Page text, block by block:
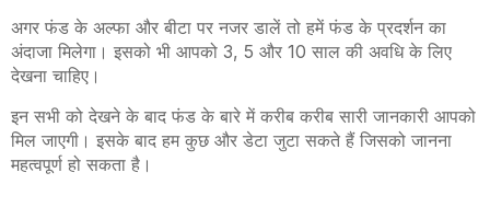
अगर फंड के अल्फा और बीटा पर नजर डालें तो हमें फंड के प्रदर्शन का
अंदाजा मिलेगा। इसको भी आपको 3, 5 और 10 साल की अवधि के लिए
देखना चाहिए।
इन सभी को देखने के बाद फंड के बारे में करीब करीब सारी जानकारी आपको
मिल जाएगी। इसके बाद हम कुछ और डेटा जुटा सकते हैं जिसको जानना
महत्वपूर्ण हो सकता है।